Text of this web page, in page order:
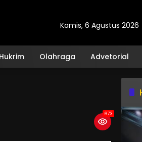
Kamis, 6 Agustus 2026
Hukrim Olahraga Advetorial
673